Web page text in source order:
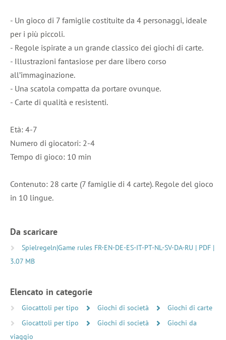
- Un gioco di 7 famiglie costituite da 4 personaggi, ideale
per i più piccoli.
- Regole ispirate a un grande classico dei giochi di carte.
- Illustrazioni fantasiose per dare libero corso
all’immaginazione.
- Una scatola compatta da portare ovunque.
- Carte di qualità e resistenti.
Età: 4-7
Numero di giocatori: 2-4
Tempo di gioco: 10 min
Contenuto: 28 carte (7 famiglie di 4 carte). Regole del gioco
in 10 lingue.
Da scaricare
Spielregeln|Game rules FR-EN-DE-ES-IT-PT-NL-SV-DA-RU | PDF |
3.07 MB
Elencato in categorie
Giocattoli per tipo Giochi di società
Giochi di carte
Giocattoli per tipo
Giochi di società
Giochi da
viaggio